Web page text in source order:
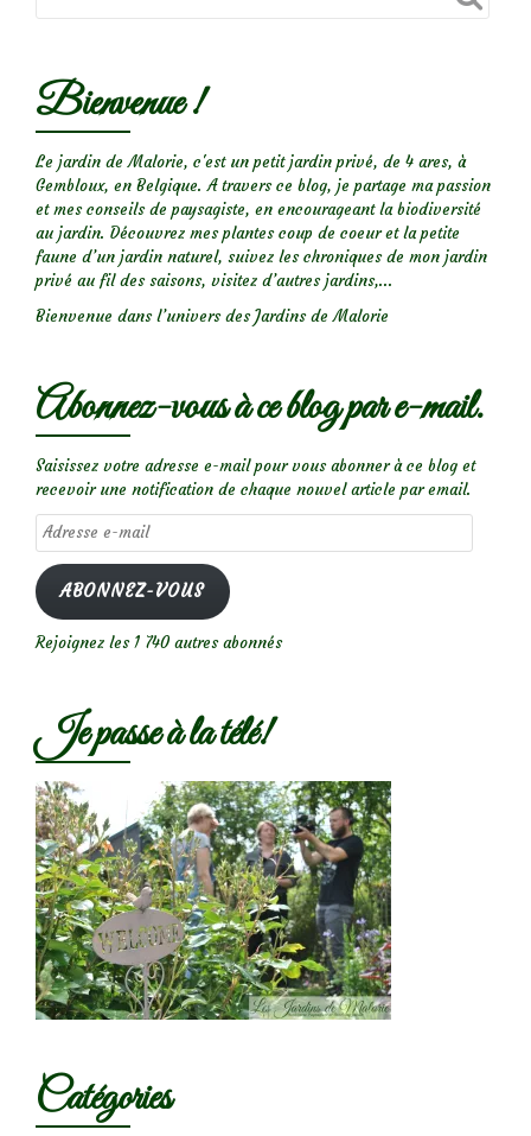
Bienvenue !
Le jardin de Malorie, c'est un petit jardin privé, de 4 ares, à
Gembloux, en Belgique. A travers ce blog, je partage ma passion
et mes conseils de paysagiste, en encourageant la biodiversité
au jardin. Découvrez mes plantes coup de coeur et la petite
faune d’un jardin naturel, suivez les chroniques de mon jardin
privé au fil des saisons, visitez d’autres jardins,...
Bienvenue dans l’univers des Jardins de Malorie
Abonnez-vous à ce blog par e-mail.
Saisissez votre adresse e-mail pour vous abonner à ce blog et
recevoir une notification de chaque nouvel article par email.
Adresse
e-
mail
ABONNEZ-VOUS
Rejoignez les 1 740 autres abonnés
Je passe à la télé!
Catégories